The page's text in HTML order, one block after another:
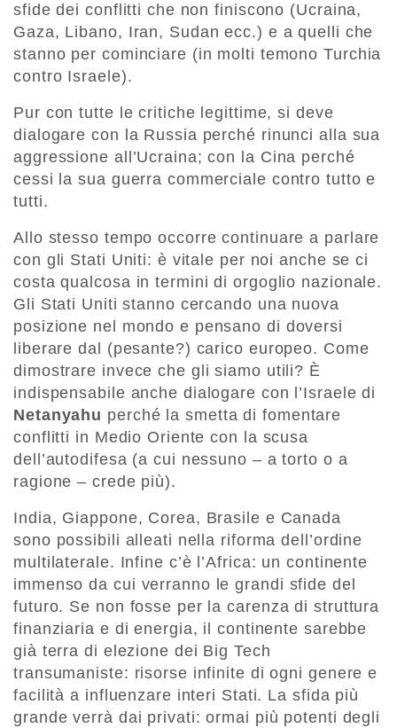
sfide dei conflitti che non finiscono (Ucraina,
Gaza, Libano, Iran, Sudan ecc.) e a quelli che
stanno per cominciare (in molti temono Turchia
contro Israele).
Pur con tutte le critiche legittime, si deve
dialogare con la Russia perché rinunci alla sua
aggressione all’Ucraina; con la Cina perché
cessi la sua guerra commerciale contro tutto e
tutti.
Allo stesso tempo occorre continuare a parlare
con gli Stati Uniti: è vitale per noi anche se ci
costa qualcosa in termini di orgoglio nazionale.
Gli Stati Uniti stanno cercando una nuova
posizione nel mondo e pensano di doversi
liberare dal (pesante?) carico europeo. Come
dimostrare invece che gli siamo utili? È
indispensabile anche dialogare con l’Israele di
Netanyahu perché la smetta di fomentare
conflitti in Medio Oriente con la scusa
dell’autodifesa (a cui nessuno – a torto o a
ragione – crede più).
India, Giappone, Corea, Brasile e Canada
sono possibili alleati nella riforma dell’ordine
multilaterale. Infine c’è l’Africa: un continente
immenso da cui verranno le grandi sfide del
futuro. Se non fosse per la carenza di struttura
finanziaria e di energia, il continente sarebbe
già terra di elezione dei Big Tech
transumaniste: risorse infinite di ogni genere e
facilità a influenzare interi Stati. La sfida più
grande verrà dai privati: ormai più potenti degli